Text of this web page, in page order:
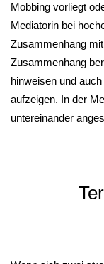
Mobbing vorliegt
Mediatorin bei
Zusammenhang
Zusammenhang
hinweisen und
aufzeigen. In der
untereinander